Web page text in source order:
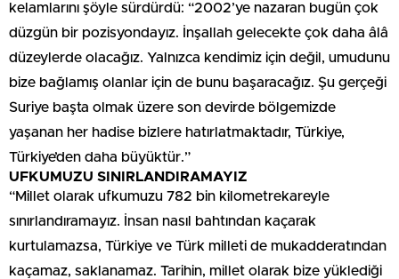
kelamlarını şöyle sürdürdü: “2002’ye nazaran bugün çok
düzgün bir pozisyondayız. İnşallah gelecekte çok daha âlâ
düzeylerde olacağız. Yalnızca kendimiz için değil, umudunu
bize bağlamış olanlar için de bunu başaracağız. Şu gerçeği
Suriye başta olmak üzere son devirde bölgemizde
yaşanan her hadise bizlere hatırlatmaktadır, Türkiye,
Türkiye’den daha büyüktür.”
UFKUMUZU SINIRLANDIRAMAYIZ
“Millet olarak ufkumuzu 782 bin kilometrekareyle
sınırlandıramayız. İnsan nasıl bahtından kaçarak
kurtulamazsa, Türkiye ve Türk milleti de mukadderatından
kaçamaz, saklanamaz. Tarihin, millet olarak bize yüklediği